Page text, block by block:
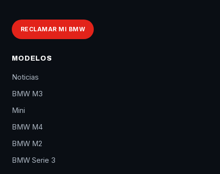
RECLAMAR MI BMW
MODELOS
Noticias
BMW M3
Mini
BMW M4
BMW M2
BMW Serie 3